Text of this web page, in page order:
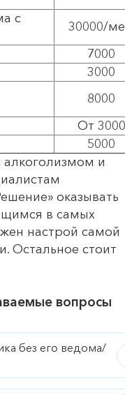
с
30000/
7000
3000
8000
От 3000
5000
и
оказывать
в самых
настрой самой
Остальное стоит
вопросы
без его ведома/